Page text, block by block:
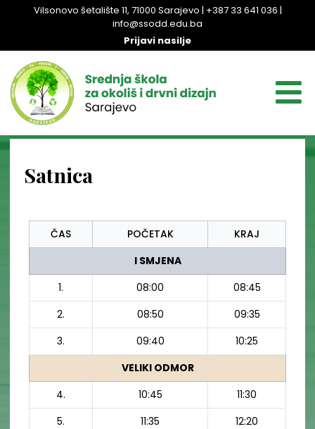
Vilsonovo šetalište 11, 71000 Sarajevo | +387 33 641 036 |
info@ssodd.edu.ba
Prijavi nasilje
Satnica
ČAS POČETAK
KRAJ
I SMJENA
1.
08:00
08:45
2.
08:50
09:35
3.
09:40
10:25
VELIKI ODMOR
4.
10:45
11:30
5.
11:35
12:20